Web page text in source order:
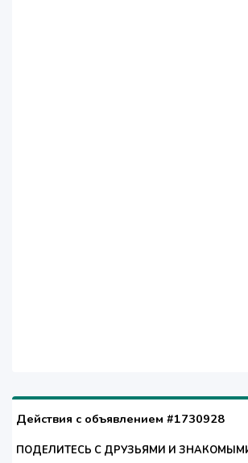
Действия с объявлением #1730928
ПОДЕЛИТЕСЬ С ДРУЗЬЯМИ И